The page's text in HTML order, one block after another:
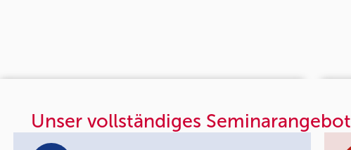
Unser vollständiges Seminarangebot